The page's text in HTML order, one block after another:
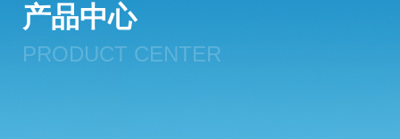
产品中心
PRODUCT CENTER